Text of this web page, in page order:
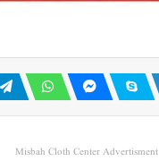
Misbah Cloth Center Advertisment